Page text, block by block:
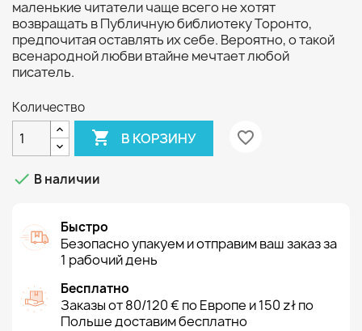
маленькие читатели чаще всего не хотят
возвращать в Публичную библиотеку Торонто,
предпочитая оставлять их себе. Вероятно, о такой
всенародной любви втайне мечтает любой
писатель.
Количество
 В КОРЗИНУ favorite_border
 В наличии
Быстро
Безопасно упакуем и отправим ваш заказ за
1 рабочий день
Бесплатно
Заказы от 80/120 € по Европе и 150 zł по
Польше доставим бесплатно